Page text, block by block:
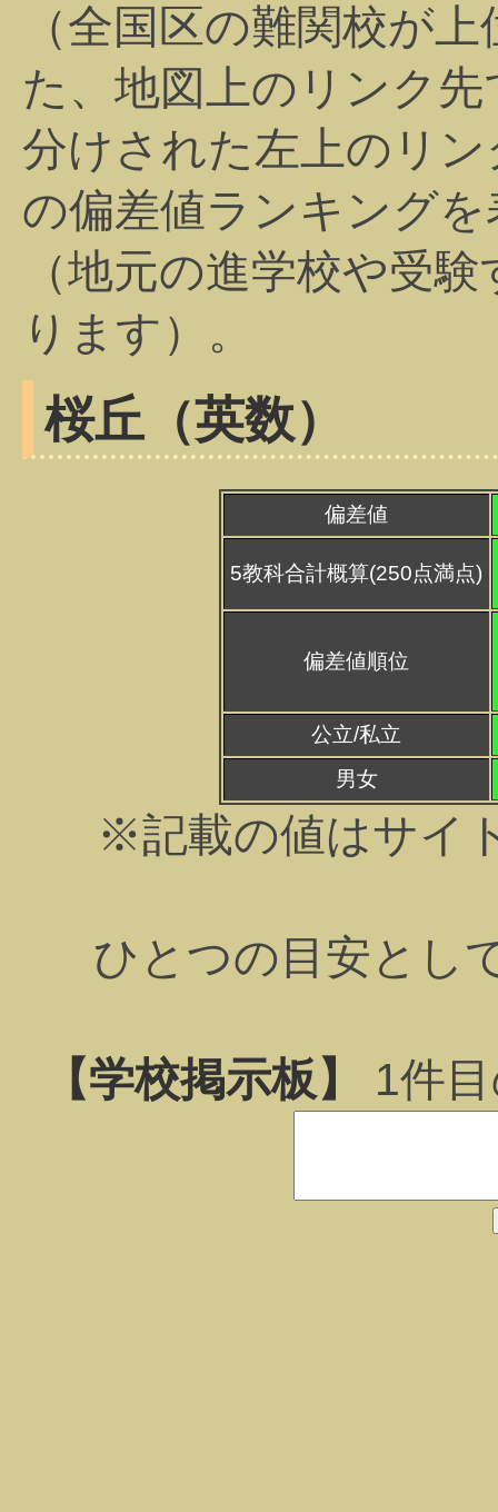
（全国区の難関校が
た、地図上のリンク
分けされた左上のリ
の偏差値ランキング
（地元の進学校や受
ります）。
桜丘（英数）
偏差値
5教科合計概算(250点満点)
偏差値順位
公立/私立
男女
※記載の値はサイ
ひとつの目安とし
【学校掲示板】 1件